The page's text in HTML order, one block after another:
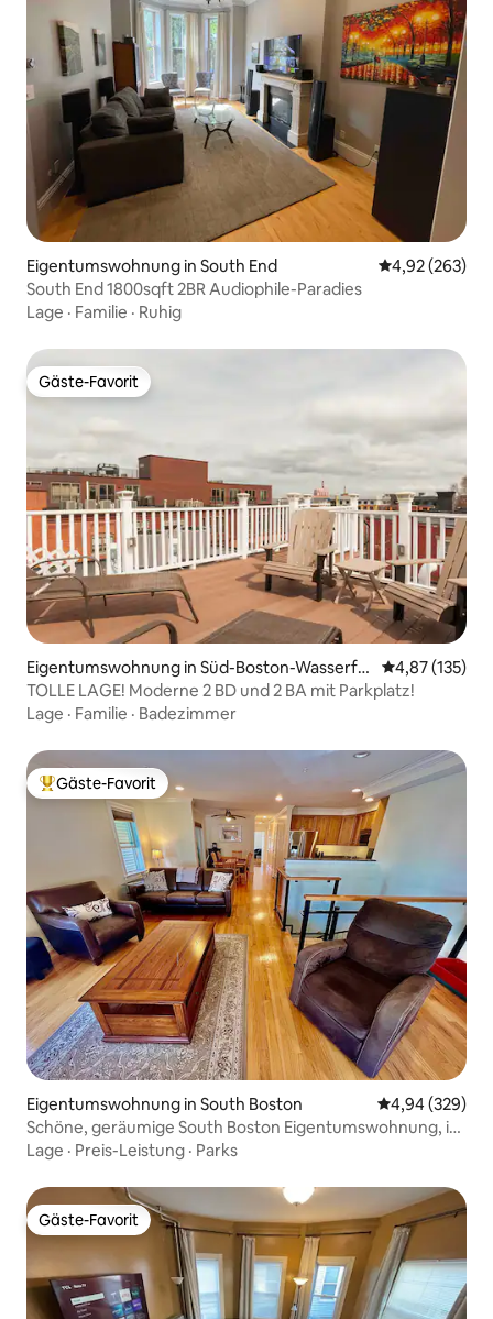
Eigentumswohnung in South End
4,92 (263)
South End 1800sqft 2BR Audiophile-Paradies
Lage · Familie · Ruhig
Gäste-Favorit
Gäste-Favorit
Eigentumswohnung in Süd-Boston-Wasserfr
ont
4,87 (135)
TOLLE LAGE! Moderne 2 BD und 2 BA mit Parkplatz!
Lage · Familie · Badezimmer
Beliebter Gäste-Favorit.
Gäste-Favorit
Eigentumswohnung in South Boston
4,94 (329)
Schöne, geräumige South Boston Eigentumswohnung, in
der Nähe von T
Lage · Preis-Leistung · Parks
Gäste-Favorit
Gäste-Favorit